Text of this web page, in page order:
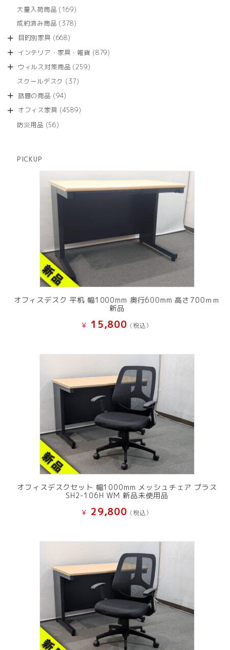
商
の
商
大量入荷商品 169169
の
成約済み商品 378378
商
目的別家具 668668
の
商
インテリア・家具・雑貨 879879
ウィルス対策商品 259259
スクールデスク 3737
商
話題の商品 9494
の
オフィス家具 45894589
防災用品 5656
PICKUP
オフィスデスク 平机 幅1000mm 奥行600mm 高さ700ｍｍ
新品
¥ 15,800 (税込）
オフィスデスクセット 幅1000mm メッシュチェア プラス
SH2-106H WM 新品未使用品
¥ 29,800 (税込）